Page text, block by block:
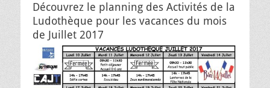
Découvrez le planning des Activités de la
Ludothèque pour les vacances du mois
de Juillet 2017